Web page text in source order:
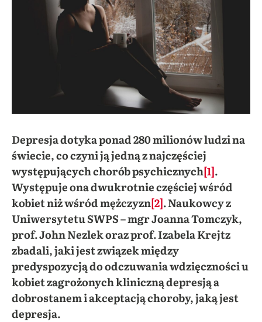
Depresja dotyka ponad 280 milionów ludzi na
świecie, co czyni ją jedną z najczęściej
występujących chorób psychicznych[1].
Występuje ona dwukrotnie częściej wśród
kobiet niż wśród mężczyzn[2]. Naukowcy z
Uniwersytetu SWPS – mgr Joanna Tomczyk,
prof. John Nezlek oraz prof. Izabela Krejtz
zbadali, jaki jest związek między
predyspozycją do odczuwania wdzięczności u
kobiet zagrożonych kliniczną depresją a
dobrostanem i akceptacją choroby, jaką jest
depresja.